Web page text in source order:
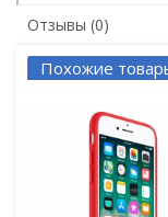
Отзывы (0)
Похожие